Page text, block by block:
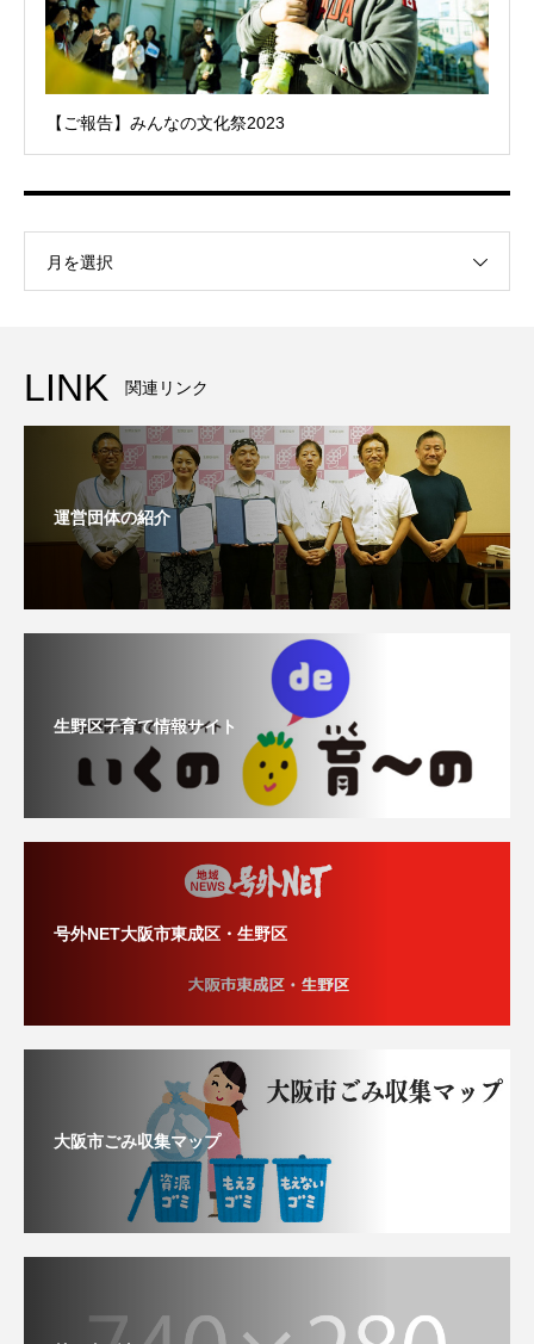
【ご報告】みんなの文化祭2023
月を選択
LINK 関連リンク
運営団体の紹介
生野区子育て情報サイト
号外NET大阪市東成区・生野区
大阪市ごみ収集マップ